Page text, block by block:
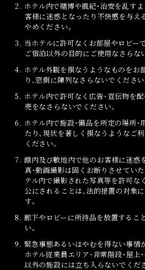
2. ホテル内で賭博や風紀・治安を乱すよ
客様に迷惑となったり不快感を与え
やめください。
3. 当ホテルに許可なくお部屋やロビー
ご宿泊以外の目的にご使用なさらな
4. ホテル外観を損なうようなものをお
り、窓側に陳列なさらないでください
5. ホテル内で許可なく広告・宣伝物を
売をなさらないでください。
6. ホテル内で施設・備品を所定の場所・
たり、現状を著しく損なうようなご
ください。
7. 館内及び敷地内で他のお客様に迷惑
真・動画撮影は固くお断りさせていた
テル内で撮影された写真等を許可な
公にされることは、法的措置の対象
す。
8. 廊下やロビーに所持品を放置するこ
い。
9. 緊急事態あるいはやむを得ない事情
ホテル従業員エリア・非常階段・屋上
以外の施設には立ち入らないでくだ